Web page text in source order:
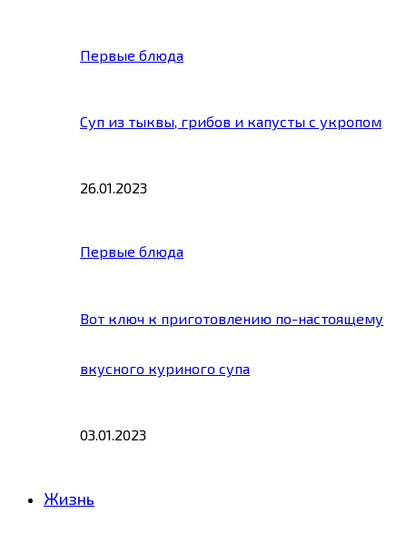
Первые блюда
Суп из тыквы, грибов и капусты с укропом
26.01.2023
Первые блюда
Вот ключ к приготовлению по-настоящему
вкусного куриного супа
03.01.2023
Жизнь